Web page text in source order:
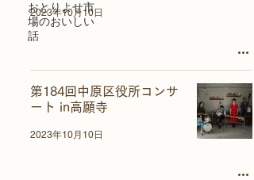
おとりよせ市
場のおいしい
話
2023年10月10日
第184回中原区役所コンサ
ート in高願寺
2023年10月10日